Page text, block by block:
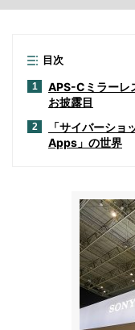
目次
1
APS-Cミラーレ
お披露目
2
「サイバーシ
Apps」の世界